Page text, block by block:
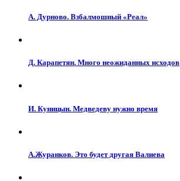
А. Дурново. Взбалмошный «Реал»
Д. Карапетян. Много неожиданных исходов
И. Куницын. Медведеву нужно время
А.Журанков. Это будет другая Валиева